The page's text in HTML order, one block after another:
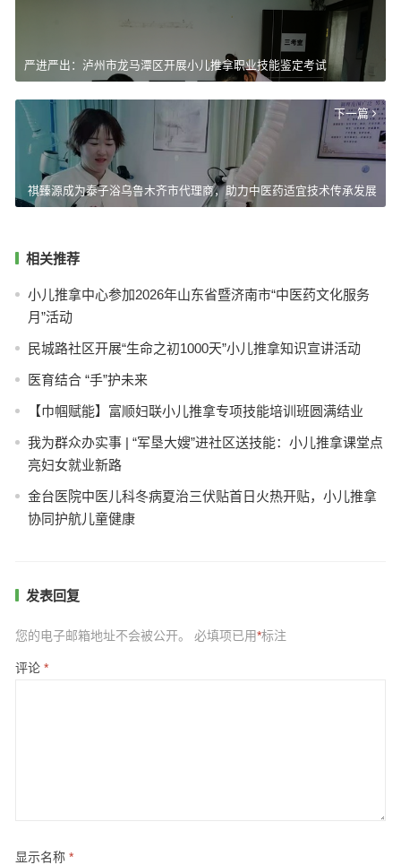
严进严出：泸州市龙马潭区开展小儿推拿职业技能鉴定考试
下一篇
祺臻源成为泰子浴乌鲁木齐市代理商，助力中医药适宜技术传承发展
相关推荐
小儿推拿中心参加2026年山东省暨济南市“中医药文化服务
月”活动
民城路社区开展“生命之初1000天”小儿推拿知识宣讲活动
医育结合 “手”护未来
【巾帼赋能】富顺妇联小儿推拿专项技能培训班圆满结业
我为群众办实事 | “军垦大嫂”进社区送技能：小儿推拿课堂点
亮妇女就业新路
金台医院中医儿科冬病夏治三伏贴首日火热开贴，小儿推拿
协同护航儿童健康
发表回复
您的电子邮箱地址不会被公开。 必填项已用*标注
评论 *
显示名称 *